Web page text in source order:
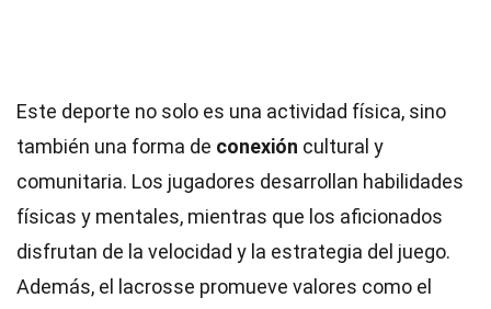
Este deporte no solo es una actividad física, sino
también una forma de conexión cultural y
comunitaria. Los jugadores desarrollan habilidades
físicas y mentales, mientras que los aficionados
disfrutan de la velocidad y la estrategia del juego.
Además, el lacrosse promueve valores como el